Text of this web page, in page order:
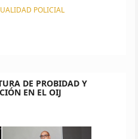
POLICIAL
DE PROBIDAD Y
EN EL OIJ